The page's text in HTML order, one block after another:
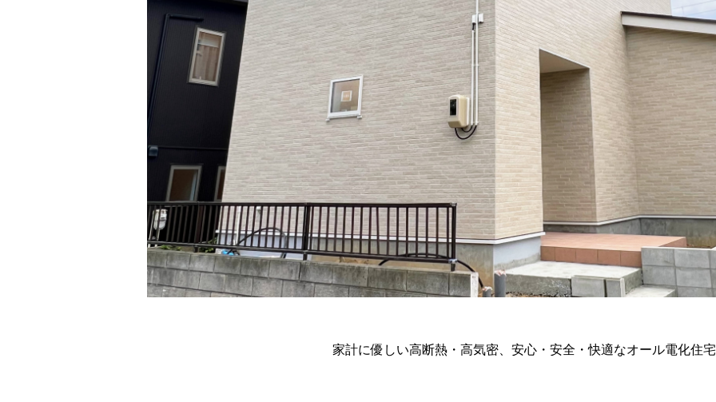
家計に優しい高断熱・高気密、安心・安全・快適なオール電化住